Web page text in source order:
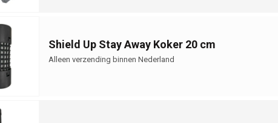
Shield Up Stay Away Koker 20 cm
Alleen verzending binnen Nederland